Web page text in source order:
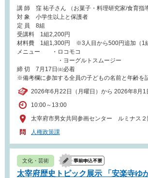
講 師 窪 祐子さん （お菓子・料理研究家/食育指
対 象 小学生以上と保護者
定 員 8組
受講料 1組2,200円
材料費 1組1,300円 ※3人目から500円追加（1組
メニュー ・ロコモコ
・ヨーグルトスムージー
締 切 7月17日㈮必着
※備考欄に参加する全員の子どもの名前と年齢を
2026年6月22日（月曜日）から 2026年8月1
10:00～13:00
太宰府市男女共同参画センター ルミナス２
人権政策課
文化・芸術
太宰府歴史トピック展示 「安楽寺ゆ